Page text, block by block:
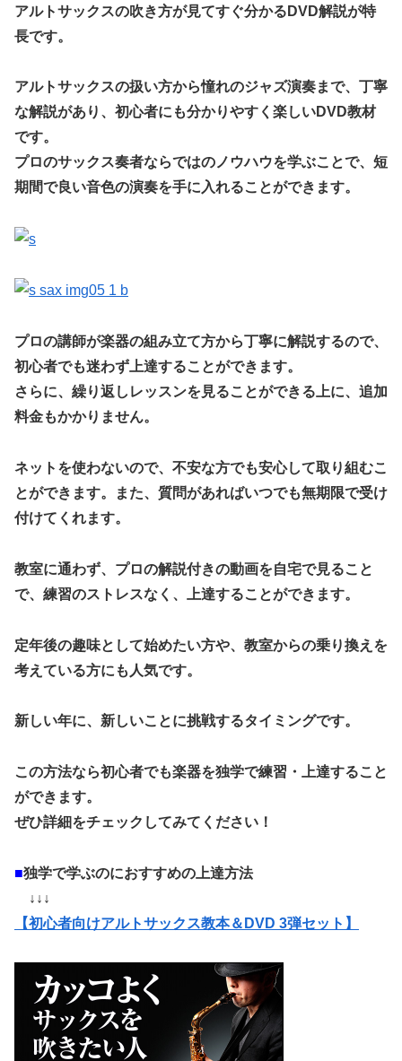
アルトサックスの吹き方が見てすぐ分かるDVD解説が特
長です。
アルトサックスの扱い方から憧れのジャズ演奏まで、丁寧
な解説があり、初心者にも分かりやすく楽しいDVD教材
です。
プロのサックス奏者ならではのノウハウを学ぶことで、短
期間で良い音色の演奏を手に入れることができます。
プロの講師が楽器の組み立て方から丁寧に解説するので、
初心者でも迷わず上達することができます。
さらに、繰り返しレッスンを見ることができる上に、追加
料金もかかりません。
ネットを使わないので、不安な方でも安心して取り組むこ
とができます。また、質問があればいつでも無期限で受け
付けてくれます。
教室に通わず、プロの解説付きの動画を自宅で見ること
で、練習のストレスなく、上達することができます。
定年後の趣味として始めたい方や、教室からの乗り換えを
考えている方にも人気です。
新しい年に、新しいことに挑戦するタイミングです。
この方法なら初心者でも楽器を独学で練習・上達すること
ができます。
ぜひ詳細をチェックしてみてください！
■独学で学ぶのにおすすめの上達方法
↓↓↓
【初心者向けアルトサックス教本＆DVD 3弾セット】